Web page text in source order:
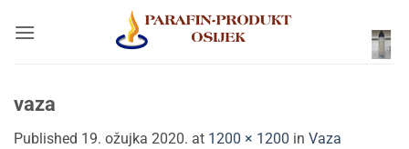
vaza
Published 19. ožujka 2020. at 1200 × 1200 in Vaza